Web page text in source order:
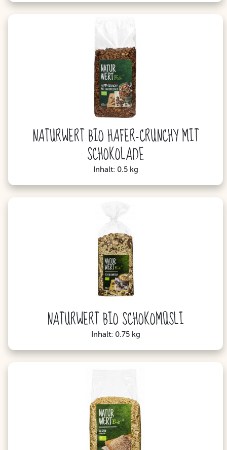
NATURWERT BIO HAFER-CRUNCHY MIT
SCHOKOLADE
Inhalt: 0.5 kg
NATURWERT BIO SCHOKOMÜSLI
Inhalt: 0.75 kg